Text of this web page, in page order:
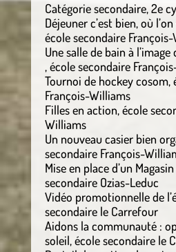
Catégorie secondaire, 2e
Déjeuner c’est bien, où
école secondaire
Une salle de bain à
, école secondaire
Tournoi de hockey cosom,
François-Williams
Filles en action, école
Williams
Un nouveau casier bien
secondaire François-
Mise en place d’un
secondaire Ozias-Leduc
Vidéo promotionnelle de
secondaire le Carrefour
Aidons la communauté :
soleil, école secondaire le